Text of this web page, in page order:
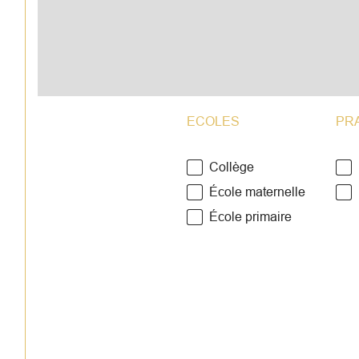
ECOLES
Collège
École maternelle
École primaire